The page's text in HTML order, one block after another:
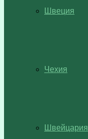
Швеция
Чехия
Швейцария